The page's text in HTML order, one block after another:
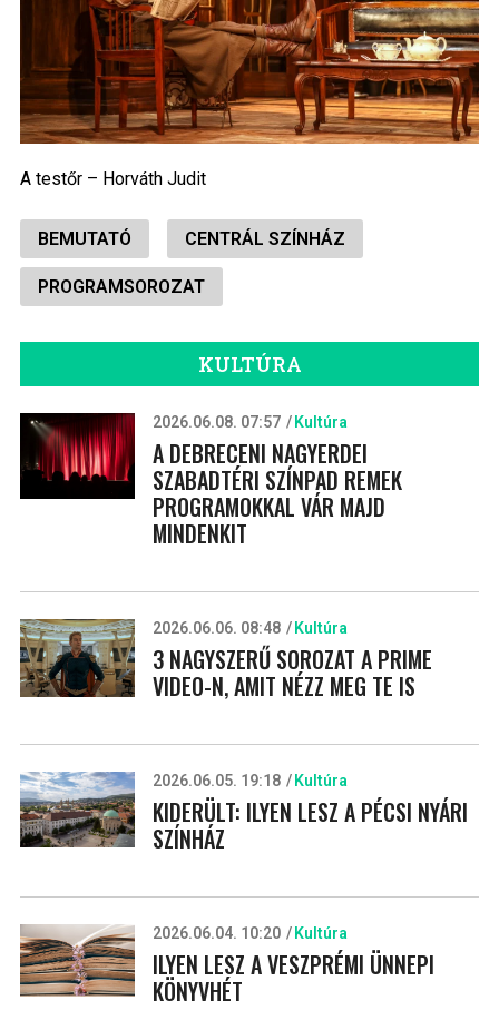
A testőr – Horváth Judit
BEMUTATÓ CENTRÁL SZÍNHÁZ
PROGRAMSOROZAT
KULTÚRA
2026.06.08. 07:57 Kultúra
A DEBRECENI NAGYERDEI
SZABADTÉRI SZÍNPAD REMEK
PROGRAMOKKAL VÁR MAJD
MINDENKIT
2026.06.06. 08:48 Kultúra
3 NAGYSZERŰ SOROZAT A PRIME
VIDEO-N, AMIT NÉZZ MEG TE IS
2026.06.05. 19:18 Kultúra
KIDERÜLT: ILYEN LESZ A PÉCSI NYÁRI
SZÍNHÁZ
2026.06.04. 10:20 Kultúra
ILYEN LESZ A VESZPRÉMI ÜNNEPI
KÖNYVHÉT